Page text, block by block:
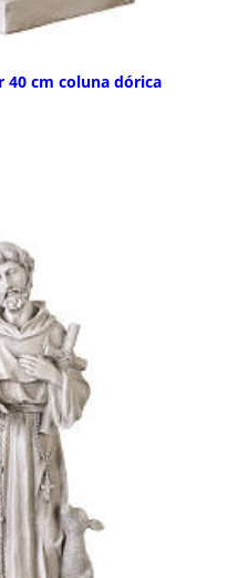
40 cm coluna dórica